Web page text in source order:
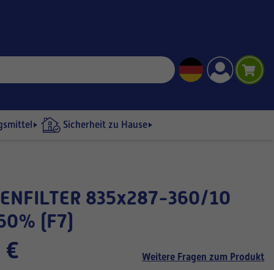
Sicherheit zu Hause
(F7)
€ Weitere Fragen zum Produkt